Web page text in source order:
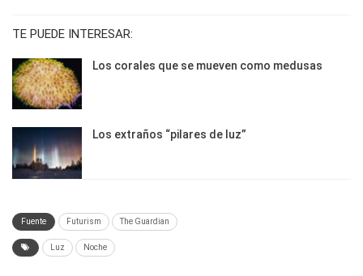
TE PUEDE INTERESAR:
Los corales que se mueven como medusas
Los extraños “pilares de luz”
Fuente Futurism The Guardian
Luz Noche